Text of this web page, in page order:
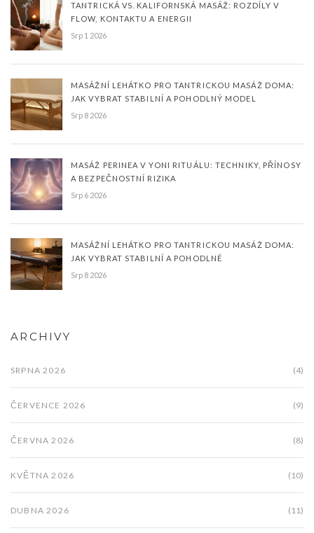
TANTRICKÁ VS. KALIFORNSKÁ MASÁŽ: ROZDÍLY V
FLOW, KONTAKTU A ENERGII
Srp 1 2026
MASÁŽNÍ LEHÁTKO PRO TANTRICKOU MASÁŽ DOMA:
JAK VYBRAT STABILNÍ A POHODLNÝ MODEL
Srp 8 2026
MASÁŽ PERINEA V YONI RITUÁLU: TECHNIKY, PŘÍNOSY
A BEZPEČNOSTNÍ RIZIKA
Srp 6 2026
MASÁŽNÍ LEHÁTKO PRO TANTRICKOU MASÁŽ DOMA:
JAK VYBRAT STABILNÍ A POHODLNÉ
Srp 8 2026
ARCHIVY
SRPNA 2026 (4)
ČERVENCE 2026 (9)
ČERVNA 2026 (8)
KVĚTNA 2026 (10)
DUBNA 2026 (11)